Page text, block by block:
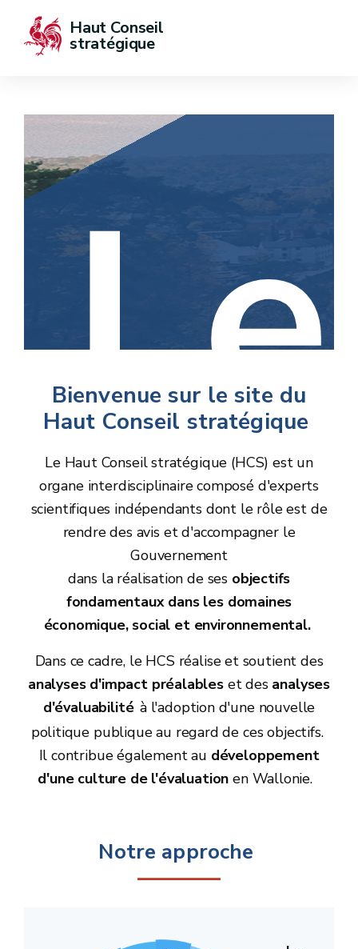
Haut Conseil
stratégique
Le
Bienvenue sur le site du
Haut Conseil stratégique
Le Haut Conseil stratégique (HCS) est un
organe interdisciplinaire composé d'experts
scientifiques indépendants dont le rôle est de
rendre des avis et d'accompagner le
Gouvernement
dans la réalisation de ses objectifs
fondamentaux dans les domaines
économique, social et environnemental.
Dans ce cadre, le HCS réalise et soutient des
analyses d'impact préalables et desanalyses
d'évaluabilité à l'adoption d'une nouvelle
politique publique au regard de ces objectifs.
Il contribue également au développement
d'une culture de l'évaluation en Wallonie.
Notre approche
————